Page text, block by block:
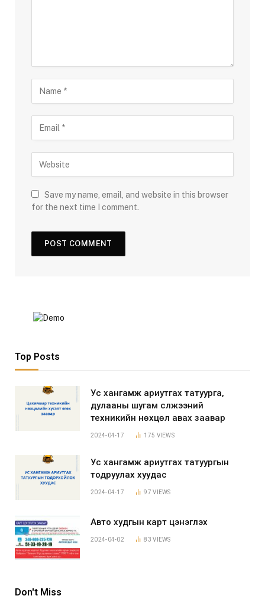
Save my name, email, and website in this browser
for the next time I comment.
Top Posts
Ус хангамж ариутгах татуурга,
дулааны шугам сүлжээний
техникийн нөхцөл авах заавар
2024-04-17 175 VIEWS
Ус хангамж ариутгах татуургын
тодруулах хуудас
2024-04-17 97VIEWS
Авто худгын карт цэнэглэх
2024-04-02 83VIEWS
Don't Miss